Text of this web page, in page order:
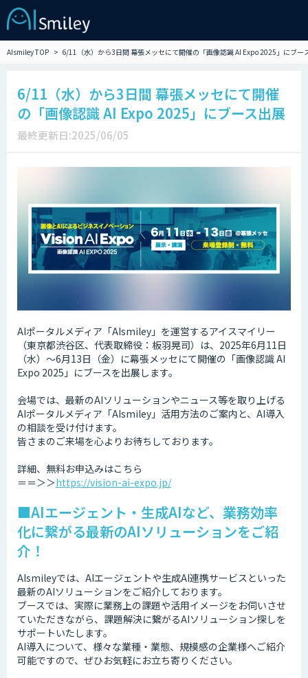
AIsmiley TOP 6/11（水）から3日間 幕張メッセにて開催の「画像認識 AI Expo 2025」にブー
6/11（水）から3日間 幕張メッセにて開催
の「画像認識 AI Expo 2025」にブース出展
最終更新日:2025/06/05
AIポータルメディア「AIsmiley」を運営するアイスマイリー
（東京都渋谷区、代表取締役：板羽晃司）は、2025年6月11日
（水）～6月13日（金）に幕張メッセにて開催の「画像認識 AI
Expo 2025」にブースを出展します。
会場では、最新のAIソリューションやニュース等を取り上げる
AIポータルメディア「AIsmiley」活用方法のご案内と、AI導入
の相談を受け付けます。
皆さまのご来場を心よりお待ちしております。
詳細、無料お申込みはこちら
＝＝＞＞https://vision-ai-expo.jp/
■AIエージェント・生成AIなど、業務効率
化に繋がる最新のAIソリューションをご紹
介！
AIsmileyでは、AIエージェントや生成AI連携サービスといった
最新のAIソリューションをご紹介しております。
ブースでは、実際に業務上の課題や活用イメージをお伺いさせ
ていただきながら、課題解決に繋がるAIソリューション探しを
サポートいたします。
AI導入について、様々な業種・業態、規模感の企業様へご紹介
可能ですので、ぜひお気軽にお立ち寄りください。